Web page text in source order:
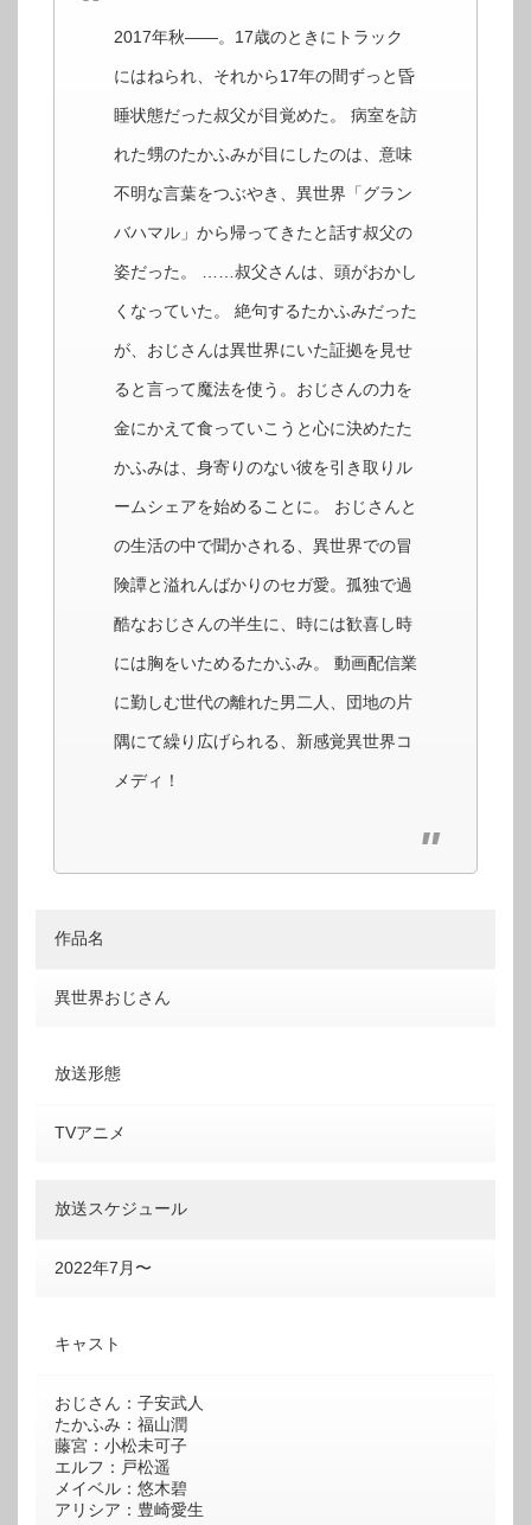
2017年秋――。17歳のときにトラック
にはねられ、それから17年の間ずっと昏
睡状態だった叔父が目覚めた。 病室を訪
れた甥のたかふみが目にしたのは、意味
不明な言葉をつぶやき、異世界「グラン
バハマル」から帰ってきたと話す叔父の
姿だった。 ……叔父さんは、頭がおかし
くなっていた。 絶句するたかふみだった
が、おじさんは異世界にいた証拠を見せ
ると言って魔法を使う。おじさんの力を
金にかえて食っていこうと心に決めたた
かふみは、身寄りのない彼を引き取りル
ームシェアを始めることに。 おじさんと
の生活の中で聞かされる、異世界での冒
険譚と溢れんばかりのセガ愛。孤独で過
酷なおじさんの半生に、時には歓喜し時
には胸をいためるたかふみ。 動画配信業
に勤しむ世代の離れた男二人、団地の片
隅にて繰り広げられる、新感覚異世界コ
メディ！
作品名
異世界おじさん
放送形態
TVアニメ
放送スケジュール
2022年7月〜
キャスト
おじさん：子安武人
たかふみ：福山潤
藤宮：小松未可子
エルフ：戸松遥
メイベル：悠木碧
アリシア：豊崎愛生